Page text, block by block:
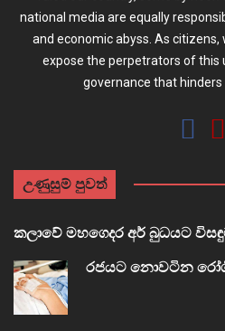
national media are equally
and economic abyss. As
expose the perpetrators of
governance that hinders
උණුසුම් පුවත්
කලාවේ මහගෙදර අර් බුධයට
රජයට නොවටින